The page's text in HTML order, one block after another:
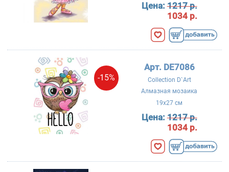
Цена:1217 р.
1034 р.
-15%
Арт. DE7086
Collection D`Art
Алмазная мозаика
19x27 см
Цена:1217 р.
1034 р.